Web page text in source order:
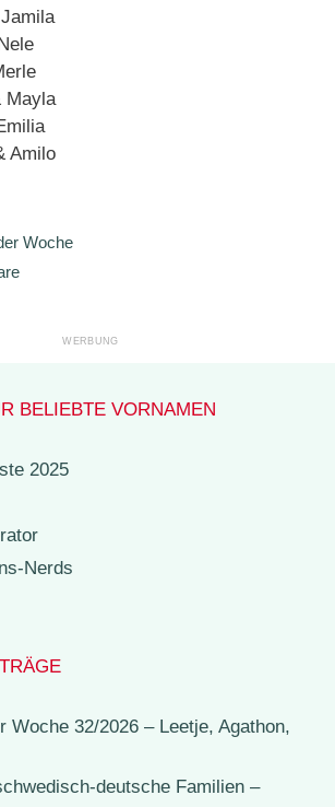
Mayla
Amilo
Woche
BELIEBTE VORNAMEN
2025
Nerds
Woche 32/2026 – Leetje, Agathon,
deutsche Familien –